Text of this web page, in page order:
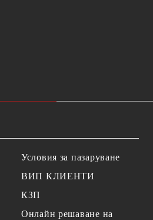
Условия за пазаруване
ВИП КЛИЕНТИ
КЗП
Онлайн решаване на